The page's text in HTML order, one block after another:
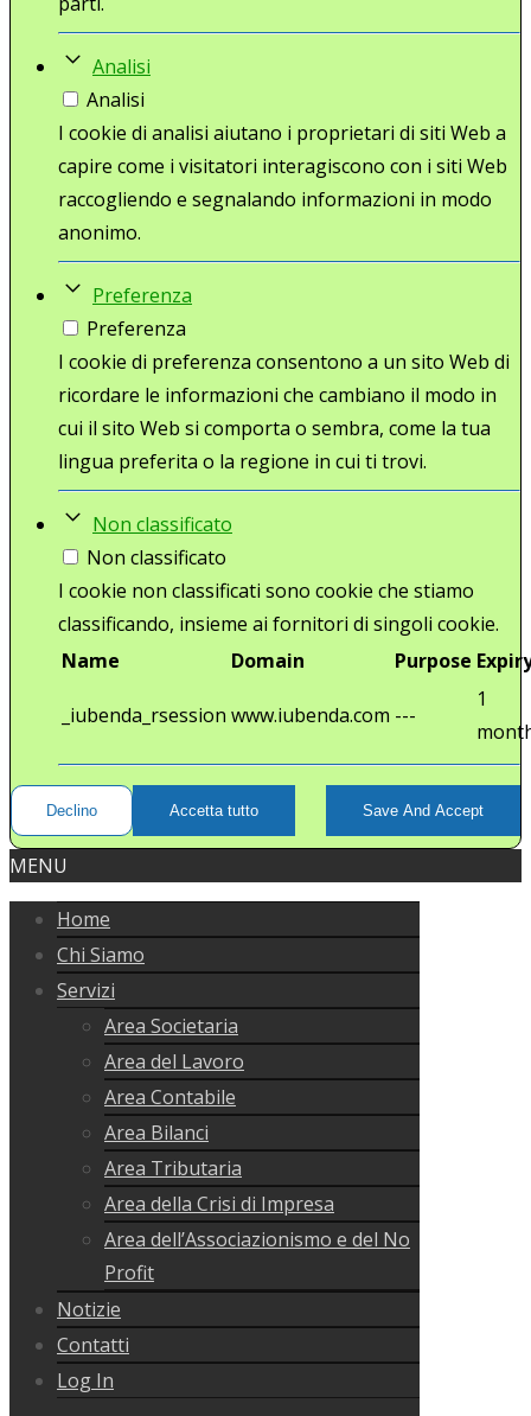
Analisi
Analisi
I cookie di analisi aiutano i proprietari di siti Web a
capire come i visitatori interagiscono con i siti Web
raccogliendo e segnalando informazioni in modo
anonimo.
Preferenza
Preferenza
I cookie di preferenza consentono a un sito Web di
ricordare le informazioni che cambiano il modo in
cui il sito Web si comporta o sembra, come la tua
lingua preferita o la regione in cui ti trovi.
Non classificato
Non classificato
I cookie non classificati sono cookie che stiamo
classificando, insieme ai fornitori di singoli cookie.
Name
Domain Purpose
_iubenda_rsession www.iubenda.com ---
1
Declino Accetta tutto Save And Accept
MENU
Home
Chi Siamo
Servizi
Area Societaria
Area del Lavoro
Area Contabile
Area Bilanci
Area Tributaria
Area della Crisi di Impresa
Area dell’Associazionismo e del No
Profit
Notizie
Contatti
Log In